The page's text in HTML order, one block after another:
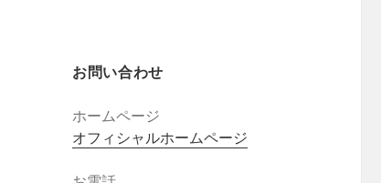
お問い合わせ
ホームページ
オフィシャルホームページ